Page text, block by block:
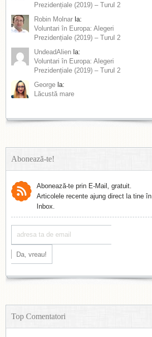
Prezidențiale (2019) – Turul 2
Robin Molnar la:
Voluntari în Europa: Alegeri
Prezidențiale (2019) – Turul 2
UndeadAlien la:
Voluntari în Europa: Alegeri
Prezidențiale (2019) – Turul 2
George la:
Lăcustă mare
Abonează-te!
Abonează-te prin E-Mail, gratuit.
Articolele recente ajung direct la tine în
Inbox.
Top Comentatori